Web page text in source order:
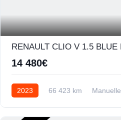
14 480€
2023 66 423 km
Manuelle